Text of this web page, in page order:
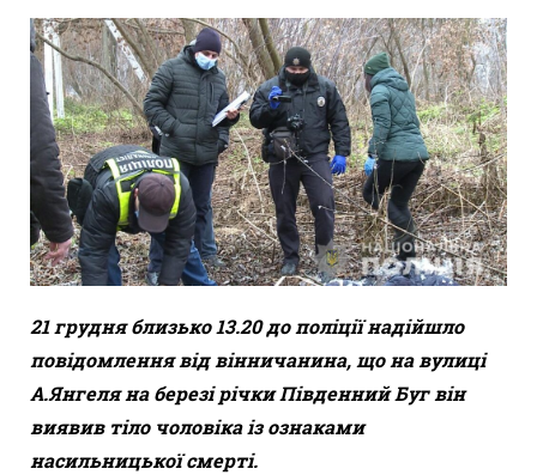
21 грудня близько 13.20 до поліції надійшло
повідомлення від вінничанина, що на вулиці
А.Янгеля на березі річки Південний Буг він
виявив тіло чоловіка із ознаками
насильницької смерті.